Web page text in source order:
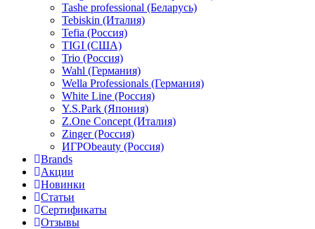
Tashe professional (Беларусь)
Tebiskin (Италия)
Tefia (Россия)
TIGI (США)
Trio (Россия)
Wahl (Германия)
Wella Professionals (Германия)
White Line (Россия)
Y.S.Park (Япония)
Z.One Concept (Италия)
Zinger (Россия)
ИГРОbeauty (Россия)
Brands
Акции
Новинки
Статьи
Сертификаты
Отзывы